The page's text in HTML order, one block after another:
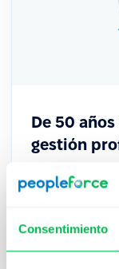
Consentimiento
De 50
gestión
transformó su
sistema
estratégicas.